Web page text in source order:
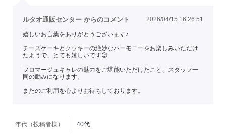
ルタオ通販センター からのコメント 2026/04/15 16:26:51
嬉しいお言葉をありがとうございます♪
チーズケーキとクッキーの絶妙なハーモニーをお楽しみいただけ
たようで、とても嬉しいです😊
フロマージュキャレの魅力をご堪能いただけたこと、スタッフ一
同の励みになります。
またのご利用を心よりお待ちしております。
年代（投稿者様） 40代